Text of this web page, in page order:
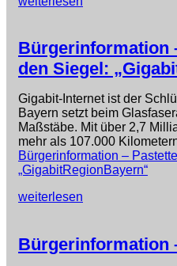
Bürgerinformation
den Siegel:
Gigabit-Internet ist der
Bayern setzt beim
Maßstäbe. Mit über 2,7
mehr als 107.000
Bürgerinformation –
„GigabitRegionBayern“
weiterlesen
Bürgerinformation